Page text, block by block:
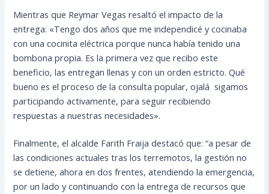
Mientras que Reymar Vegas resaltó el impacto de la
entrega: «Tengo dos años que me independicé y cocinaba
con una cocinita eléctrica porque nunca había tenido una
bombona propia. Es la primera vez que recibo este
beneficio, las entregan llenas y con un orden estricto. Qué
bueno es el proceso de la consulta popular, ojalá sigamos
participando activamente, para seguir recibiendo
respuestas a nuestras necesidades».
Finalmente, el alcalde Farith Fraija destacó que: “a pesar de
las condiciones actuales tras los terremotos, la gestión no
se detiene, ahora en dos frentes, atendiendo la emergencia,
por un lado y continuando con la entrega de recursos que